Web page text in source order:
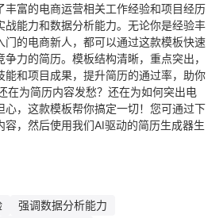
丰富的电商运营相关工作经验和项目经历
战能力和数据分析能力。无论你是经验丰
门的电商新人，都可以通过这款模板快速
力的简历。模板结构清晰，重点突出，
能和项目成果，提升简历的通过率，助你
在为简历内容发愁？还在为如何突出电
心，这款模板帮你搞定一切！您可通过下
容，然后使用我们AI驱动的简历生成器生
强调数据分析能力